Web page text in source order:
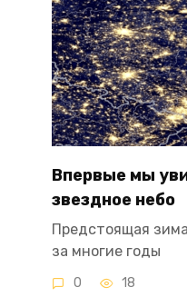
Впервые мы
звездное небо
Предстоящая
за многие годы
0 18